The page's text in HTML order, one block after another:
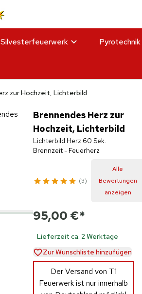
Silvesterfeuerwerk Pyrotechnik
zur Hochzeit, Lichterbild
Brennendes Herz zur
Hochzeit, Lichterbild
Lichterbild Herz 60 Sek.
Brennzeit - Feuerherz
3
Alle
Bewertungen
anzeigen
95,00 €*
Lieferzeit ca. 2 Werktage
Zur Wunschliste hinzufügen
Der Versand von T1
Feuerwerk ist nur innerhalb